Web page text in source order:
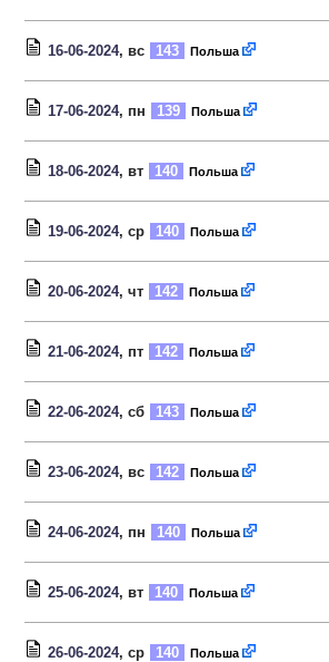
16-06-2024, вс 143 Польша
17-06-2024, пн 139 Польша
18-06-2024, вт 140 Польша
19-06-2024, ср 140 Польша
20-06-2024, чт 142 Польша
21-06-2024, пт 142 Польша
22-06-2024, сб 143 Польша
23-06-2024, вс 142 Польша
24-06-2024, пн 140 Польша
25-06-2024, вт 140 Польша
26-06-2024, ср 140 Польша